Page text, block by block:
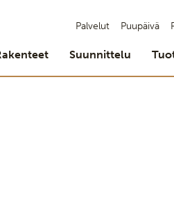
Palvelut Puupäivä
Suunnittelu